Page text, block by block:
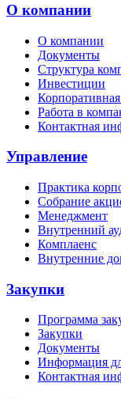
О компании
О компании
Документы
Структура
Инвестиции
Работа в
Контактная
Управление
Практика
Собрание
Менеджмент
Внутренний
Комплаенс
Внутренние
Закупки
Программа
Закупки
Документы
Информация
Контактная